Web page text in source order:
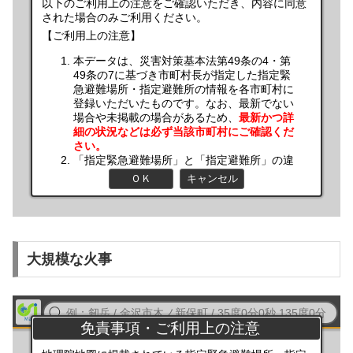
大規模な火事